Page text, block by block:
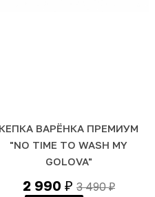
КЕПКА ВАРЁНКА ПРЕМИУМ
"NO TIME TO WASH MY
GOLOVA"
2 990 ₽ 3 490₽